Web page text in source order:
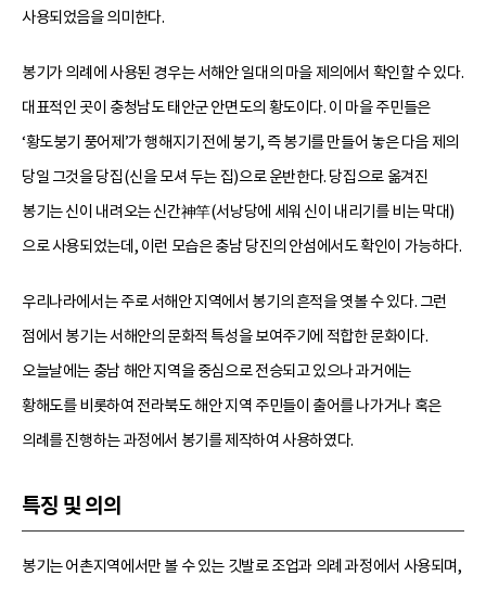
사용되었음을 의미한다.
봉기가 의례에 사용된 경우는 서해안 일대의 마을 제의에서 확인할 수 있다.
대표적인 곳이 충청남도 태안군 안면도의 황도이다. 이 마을 주민들은
‘황도붕기 풍어제’가 행해지기 전에 붕기, 즉 봉기를 만들어 놓은 다음 제의
당일 그것을 당집(신을 모셔 두는 집)으로 운반한다. 당집으로 옮겨진
봉기는 신이 내려오는 신간神竿(서낭당에 세워 신이 내리기를 비는 막대)
으로 사용되었는데, 이런 모습은 충남 당진의 안섬에서도 확인이 가능하다.
우리나라에서는 주로 서해안 지역에서 봉기의 흔적을 엿볼 수 있다. 그런
점에서 봉기는 서해안의 문화적 특성을 보여주기에 적합한 문화이다.
오늘날에는 충남 해안 지역을 중심으로 전승되고 있으나 과거에는
황해도를 비롯하여 전라북도 해안 지역 주민들이 출어를 나가거나 혹은
의례를 진행하는 과정에서 봉기를 제작하여 사용하였다.
특징 및 의의
봉기는 어촌지역에서만 볼 수 있는 깃발로 조업과 의례 과정에서 사용되며,